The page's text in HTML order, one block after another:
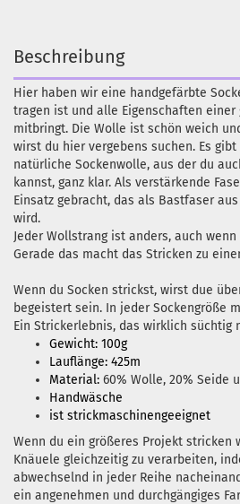
Beschreibung
Hier haben wir eine handgefärbte
tragen ist und alle Eigenschaften
mitbringt. Die Wolle ist schön weich
wirst du hier vergebens suchen. Es
natürliche Sockenwolle, aus der du
kannst, ganz klar. Als verstärkende
Einsatz gebracht, das als Bastfaser
wird.
Jeder Wollstrang ist anders, auch
Gerade das macht das Stricken zu
Wenn du Socken strickst, wirst due
begeistert sein. In jeder Sockengröße
Ein Strickerlebnis, das wirklich süchtig
Gewicht: 100g
Lauflänge: 425m
Material: 60% Wolle, 20% Seide
Handwäsche
ist strickmaschinengeeignet
Wenn du ein größeres Projekt stricken
Knäuele gleichzeitig zu verarbeiten,
abwechselnd in jeder Reihe
ein angenehmen und durchgängiges